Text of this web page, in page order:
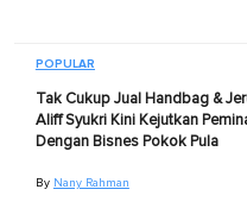
POPULAR
Tak Cukup Jual Handbag &
Aliff Syukri Kini Kejutkan
Dengan Bisnes Pokok Pula
By Nany Rahman